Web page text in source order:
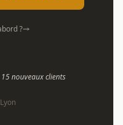
?
nouveaux clients